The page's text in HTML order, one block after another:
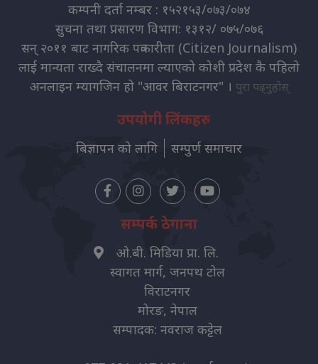
कम्पनी दर्ता नम्बर : १५२१५३/०७३/०७४
सुचना तथा प्रसारण विभाग: १३१२/ ०७५/०७६
सन् २०११ बाट नागरिक पत्रकारीता (Citizen Journalism)
लाई मान्यता राख्दै संचालनमा ल्याएको कोशी प्रदेश कै पहिलो
अनलाइन म्यागजिन हो "आवर बिराटनगर" । पुरा पढ्नुहोस्
उपयोगी लिंकहरु
बिज्ञापन को लागि सम्पुर्ण समाचार
सम्पर्क ठेगाना
ओ.बी. मिडिया प्रा. लि.
स्वागत मार्ग, जनपथ टोल
विराटनगर
मोरङ, नेपाल
सम्पादक: नवराज कट्टेल